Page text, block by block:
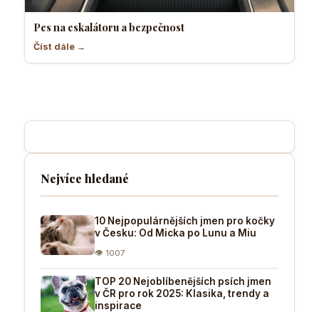
Pes na eskalátoru a bezpečnost
Číst dále →
Nejvíce hledané
10 Nejpopulárnějších jmen pro kočky
v Česku: Od Micka po Lunu a Miu
👁 1007
TOP 20 Nejoblíbenějších psích jmen
v ČR pro rok 2025: Klasika, trendy a
inspirace